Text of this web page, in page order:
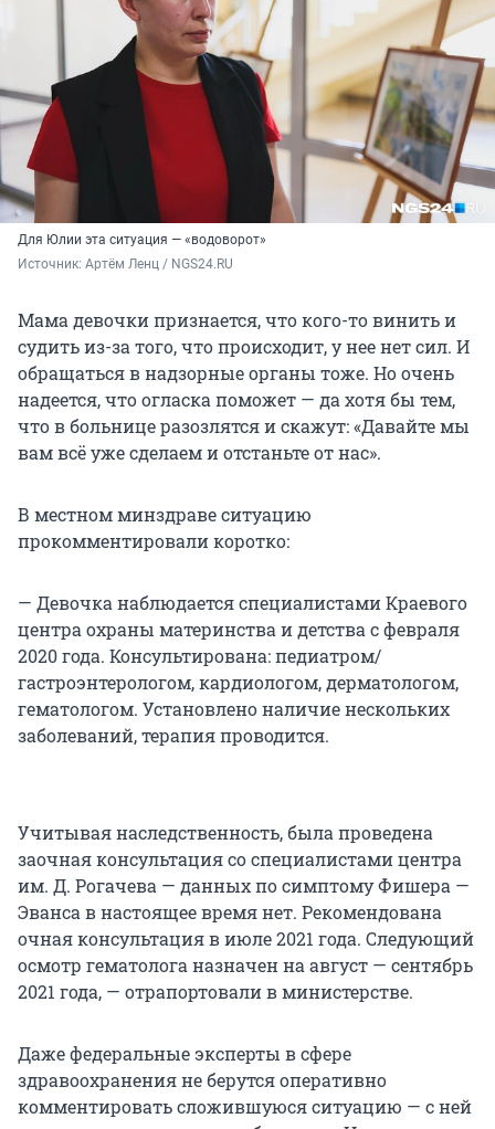
Для Юлии эта ситуация — «водоворот»
Источник: Артём Ленц / NGS24.RU
Мама девочки признается, что кого-то винить и
судить из-за того, что происходит, у нее нет сил. И
обращаться в надзорные органы тоже. Но очень
надеется, что огласка поможет — да хотя бы тем,
что в больнице разозлятся и скажут: «Давайте мы
вам всё уже сделаем и отстаньте от нас».
В местном минздраве ситуацию
прокомментировали коротко:
— Девочка наблюдается специалистами Краевого
центра охраны материнства и детства с февраля
2020 года. Консультирована: педиатром/
гастроэнтерологом, кардиологом, дерматологом,
гематологом. Установлено наличие нескольких
заболеваний, терапия проводится.
Учитывая наследственность, была проведена
заочная консультация со специалистами центра
им. Д. Рогачева — данных по симптому Фишера —
Эванса в настоящее время нет. Рекомендована
очная консультация в июле 2021 года. Следующий
осмотр гематолога назначен на август — сентябрь
2021 года, — отрапортовали в министерстве.
Даже федеральные эксперты в сфере
здравоохранения не берутся оперативно
комментировать сложившуюся ситуацию — с ней